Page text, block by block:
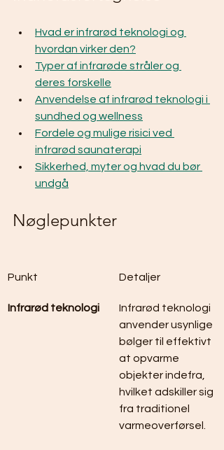
Hvad er infrarød teknologi og
hvordan virker den?
Typer af infrarøde stråler og
deres forskelle
Anvendelse af infrarød teknologi i
sundhed og wellness
Fordele og mulige risici ved
infrarød saunaterapi
Sikkerhed, myter og hvad du bør
undgå
Nøglepunkter
Punkt Detaljer
Infrarød teknologi
Infrarød teknologi
anvender usynlige
bølger til effektivt
at opvarme
objekter indefra,
hvilket adskiller sig
fra traditionel
varmeoverførsel.